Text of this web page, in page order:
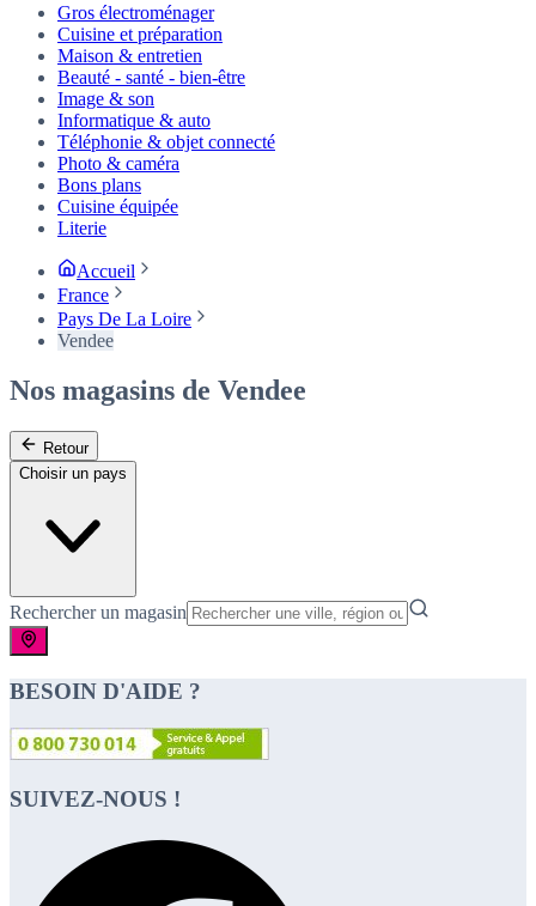
Gros électroménager
Cuisine et préparation
Maison & entretien
Beauté - santé - bien-être
Image & son
Informatique & auto
Téléphonie & objet connecté
Photo & caméra
Bons plans
Cuisine équipée
Literie
Accueil
France
Pays De La Loire
Vendee
Nos magasins de Vendee
Retour
Choisir un pays
Rechercher un magasin
BESOIN D'AIDE ?
SUIVEZ-NOUS !